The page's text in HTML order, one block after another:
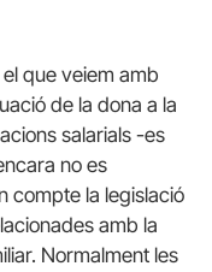
que veiem amb
de la dona a la
salarials -es
no es
compte la legislació
amb la
Normalment les